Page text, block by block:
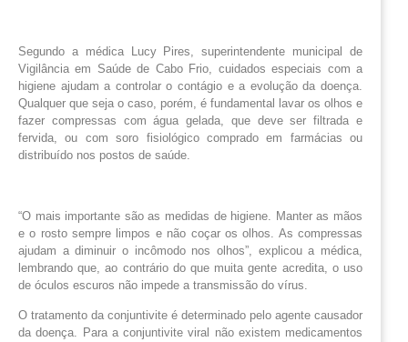
Segundo a médica Lucy Pires, superintendente municipal de
Vigilância em Saúde de Cabo Frio, cuidados especiais com a
higiene ajudam a controlar o contágio e a evolução da doença.
Qualquer que seja o caso, porém, é fundamental lavar os olhos e
fazer compressas com água gelada, que deve ser filtrada e
fervida, ou com soro fisiológico comprado em farmácias ou
distribuído nos postos de saúde.
“O mais importante são as medidas de higiene. Manter as mãos
e o rosto sempre limpos e não coçar os olhos. As compressas
ajudam a diminuir o incômodo nos olhos”, explicou a médica,
lembrando que, ao contrário do que muita gente acredita, o uso
de óculos escuros não impede a transmissão do vírus.
O tratamento da conjuntivite é determinado pelo agente causador
da doença. Para a conjuntivite viral não existem medicamentos